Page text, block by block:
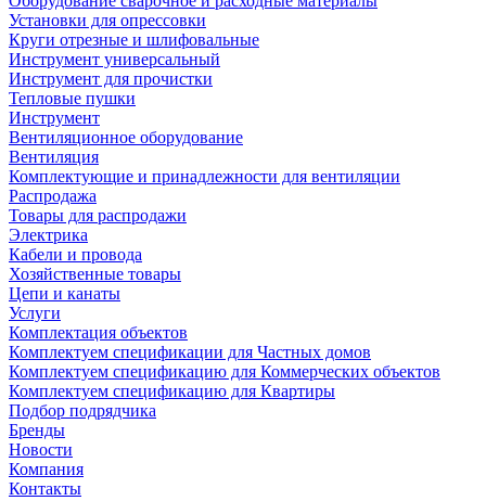
Установки для опрессовки
Круги отрезные и шлифовальные
Инструмент универсальный
Инструмент для прочистки
Тепловые пушки
Инструмент
Вентиляционное оборудование
Вентиляция
Комплектующие и принадлежности для вентиляции
Распродажа
Товары для распродажи
Электрика
Кабели и провода
Хозяйственные товары
Цепи и канаты
Услуги
Комплектация объектов
Комплектуем спецификации для Частных домов
Комплектуем спецификацию для Коммерческих объектов
Комплектуем спецификацию для Квартиры
Подбор подрядчика
Бренды
Новости
Компания
Контакты